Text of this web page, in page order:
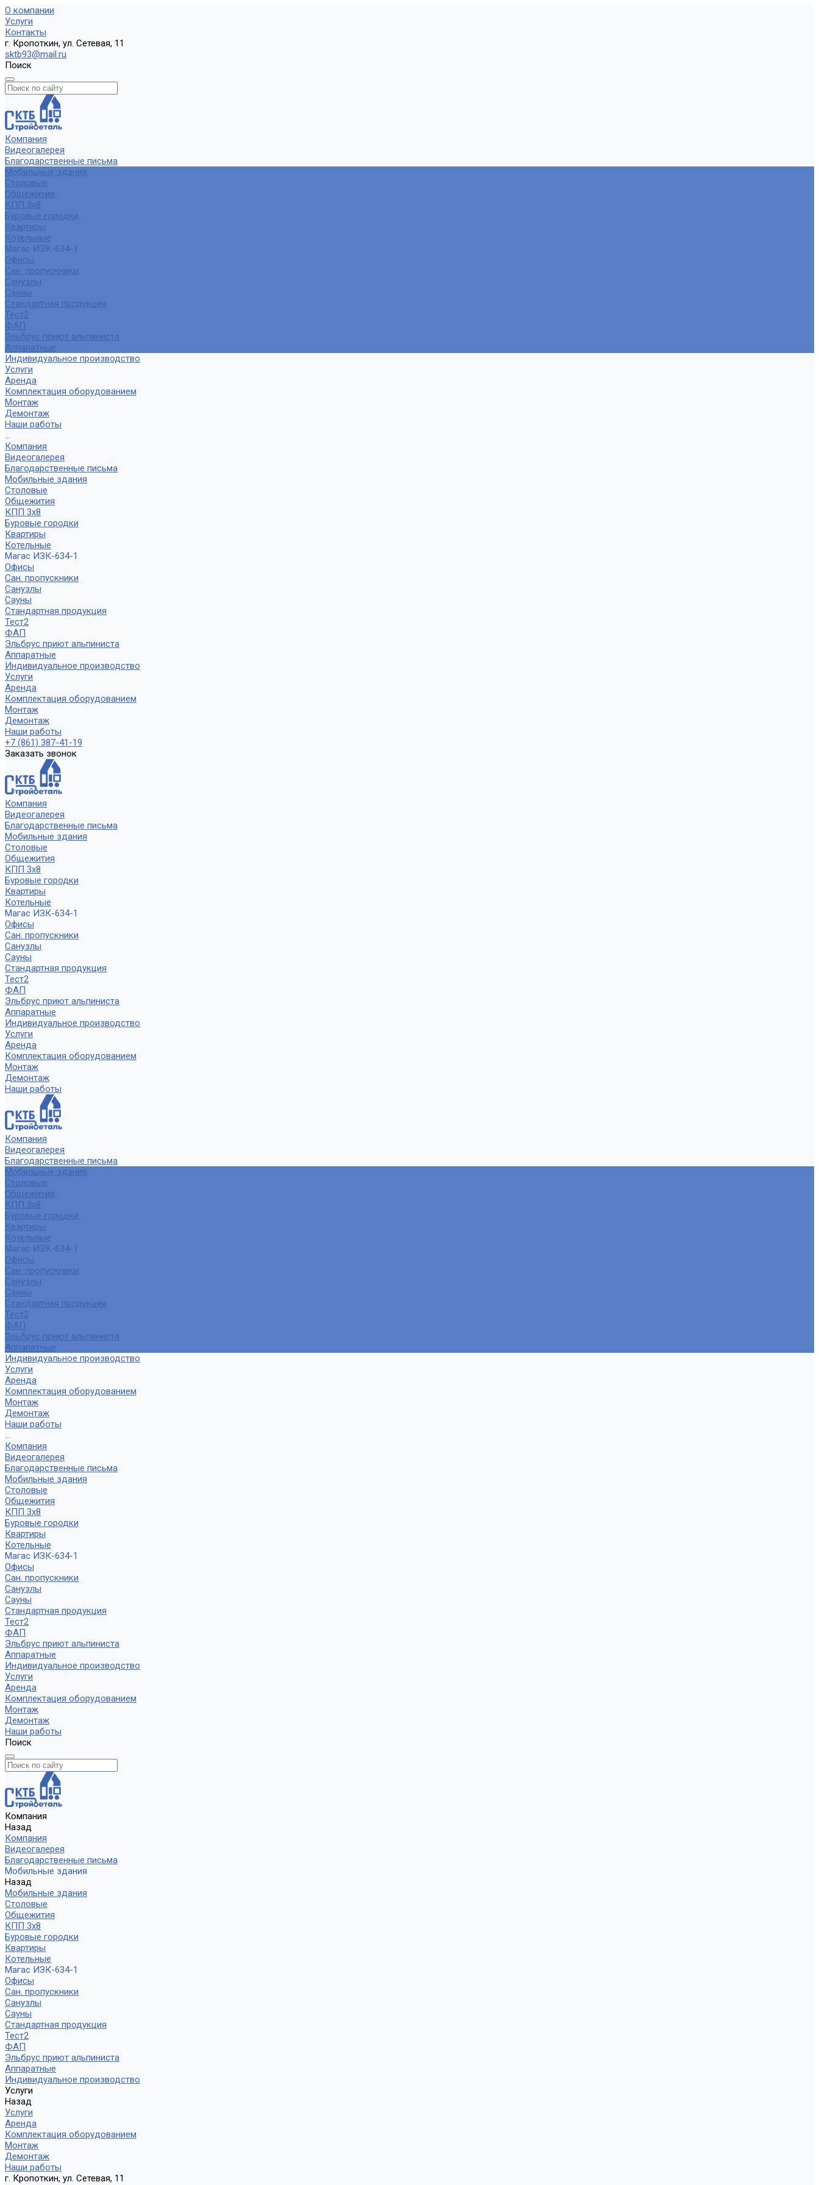
О компании
Услуги
Контакты
г. Кропоткин, ул. Сетевая, 11
sktb93@mail.ru
Поиск
Компания
Видеогалерея
Благодарственные письма
Мобильные здания
Столовые
Общежития
КПП 3х8
Буровые городки
Квартиры
Котельные
Магас ИЗК-634-1
Офисы
Сан. пропускники
Санузлы
Сауны
Стандартная продукция
Тест2
ФАП
Эльбрус приют альпиниста
Аппаратные
Индивидуальное производство
Услуги
Аренда
Комплектация оборудованием
Монтаж
Демонтаж
Наши работы
...
Компания
Видеогалерея
Благодарственные письма
Мобильные здания
Столовые
Общежития
КПП 3х8
Буровые городки
Квартиры
Котельные
Магас ИЗК-634-1
Офисы
Сан. пропускники
Санузлы
Сауны
Стандартная продукция
Тест2
ФАП
Эльбрус приют альпиниста
Аппаратные
Индивидуальное производство
Услуги
Аренда
Комплектация оборудованием
Монтаж
Демонтаж
Наши работы
+7 (861) 387-41-19
Заказать звонок
Компания
Видеогалерея
Благодарственные письма
Мобильные здания
Столовые
Общежития
КПП 3х8
Буровые городки
Квартиры
Котельные
Магас ИЗК-634-1
Офисы
Сан. пропускники
Санузлы
Сауны
Стандартная продукция
Тест2
ФАП
Эльбрус приют альпиниста
Аппаратные
Индивидуальное производство
Услуги
Аренда
Комплектация оборудованием
Монтаж
Демонтаж
Наши работы
Компания
Видеогалерея
Благодарственные письма
Мобильные здания
Столовые
Общежития
КПП 3х8
Буровые городки
Квартиры
Котельные
Магас ИЗК-634-1
Офисы
Сан. пропускники
Санузлы
Сауны
Стандартная продукция
Тест2
ФАП
Эльбрус приют альпиниста
Аппаратные
Индивидуальное производство
Услуги
Аренда
Комплектация оборудованием
Монтаж
Демонтаж
Наши работы
...
Компания
Видеогалерея
Благодарственные письма
Мобильные здания
Столовые
Общежития
КПП 3х8
Буровые городки
Квартиры
Котельные
Магас ИЗК-634-1
Офисы
Сан. пропускники
Санузлы
Сауны
Стандартная продукция
Тест2
ФАП
Эльбрус приют альпиниста
Аппаратные
Индивидуальное производство
Услуги
Аренда
Комплектация оборудованием
Монтаж
Демонтаж
Наши работы
Поиск
Компания
Назад
Компания
Видеогалерея
Благодарственные письма
Мобильные здания
Назад
Мобильные здания
Столовые
Общежития
КПП 3х8
Буровые городки
Квартиры
Котельные
Магас ИЗК-634-1
Офисы
Сан. пропускники
Санузлы
Сауны
Стандартная продукция
Тест2
ФАП
Эльбрус приют альпиниста
Аппаратные
Индивидуальное производство
Услуги
Назад
Услуги
Аренда
Комплектация оборудованием
Монтаж
Демонтаж
Наши работы
г. Кропоткин, ул. Сетевая, 11